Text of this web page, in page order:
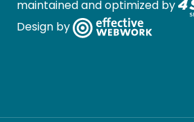
maintained and optimized by
Design by